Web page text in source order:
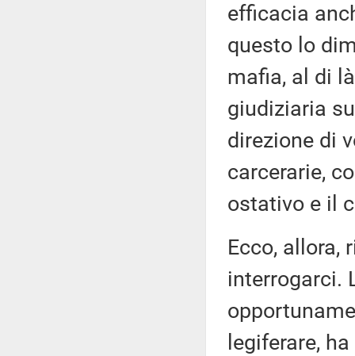
efficacia
questo lo
mafia, al di
giudiziaria
direzione di
carcerarie,
ostativo e il
Ecco, allora,
interrogarci.
legiferare,